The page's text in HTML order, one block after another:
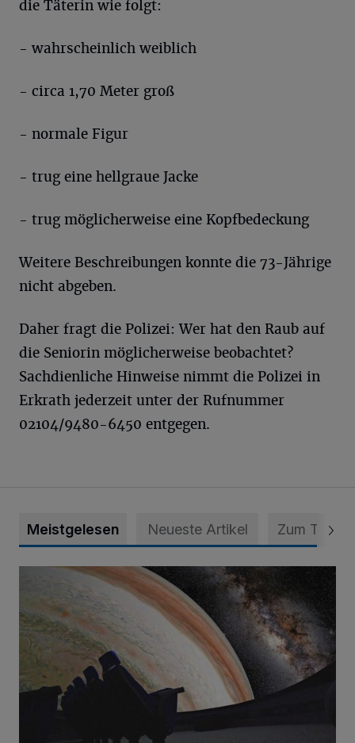
die Täterin wie folgt:
- wahrscheinlich weiblich
- circa 1,70 Meter groß
- normale Figur
- trug eine hellgraue Jacke
- trug möglicherweise eine Kopfbedeckung
Weitere Beschreibungen konnte die 73-Jährige
nicht abgeben.
Daher fragt die Polizei: Wer hat den Raub auf
die Seniorin möglicherweise beobachtet?
Sachdienliche Hinweise nimmt die Polizei in
Erkrath jederzeit unter der Rufnummer
02104/9480-6450 entgegen.
Meistgelesen Neueste Artikel Zum Thema
Das Planetarium wird hochmodern